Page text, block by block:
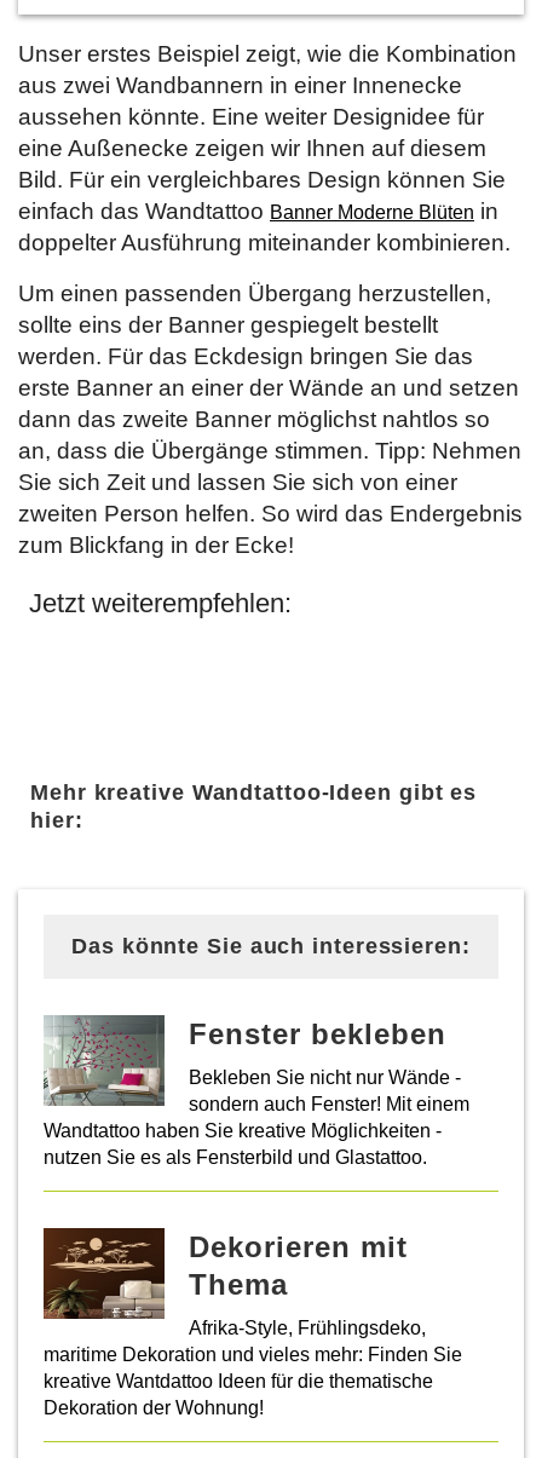
Unser erstes Beispiel zeigt, wie die Kombination
aus zwei Wandbannern in einer Innenecke
aussehen könnte. Eine weiter Designidee für
eine Außenecke zeigen wir Ihnen auf diesem
Bild. Für ein vergleichbares Design können Sie
einfach das Wandtattoo Banner Moderne Blüten in
doppelter Ausführung miteinander kombinieren.
Um einen passenden Übergang herzustellen,
sollte eins der Banner gespiegelt bestellt
werden. Für das Eckdesign bringen Sie das
erste Banner an einer der Wände an und setzen
dann das zweite Banner möglichst nahtlos so
an, dass die Übergänge stimmen. Tipp: Nehmen
Sie sich Zeit und lassen Sie sich von einer
zweiten Person helfen. So wird das Endergebnis
zum Blickfang in der Ecke!
Jetzt weiterempfehlen:
Mehr kreative Wandtattoo-Ideen gibt es
hier:
Das könnte Sie auch interessieren:
Fenster bekleben
Bekleben Sie nicht nur Wände -
sondern auch Fenster! Mit einem
Wandtattoo haben Sie kreative Möglichkeiten -
nutzen Sie es als Fensterbild und Glastattoo.
Dekorieren mit
Thema
Afrika-Style, Frühlingsdeko,
maritime Dekoration und vieles mehr: Finden Sie
kreative Wantdattoo Ideen für die thematische
Dekoration der Wohnung!